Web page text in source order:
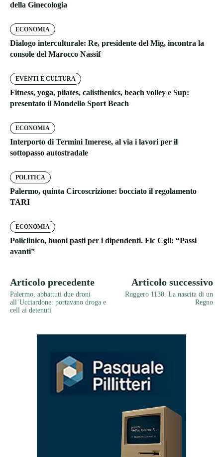
della Ginecologia
ECONOMIA
Dialogo interculturale: Re, presidente del Mig, incontra la
console del Marocco Nassif
EVENTI E CULTURA
Fitness, yoga, pilates, calisthenics, beach volley e Sup:
presentato il Mondello Sport Beach
ECONOMIA
Interporto di Termini Imerese, al via i lavori per il
sottopasso autostradale
POLITICA
Palermo, quinta Circoscrizione: bocciato il regolamento
TARI
ECONOMIA
Policlinico, buoni pasti per i dipendenti. Flc Cgil: “Passi
avanti”
Articolo precedente
Palermo, abbattuti due droni
all’Ucciardone: portavano droga e
cell ai detenuti
Articolo successivo
Ruggero 1130. La nascita di un
Regno